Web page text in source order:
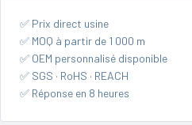
✅ Prix direct usine
✅ MOQ à partir de 1 000 m
✅ OEM personnalisé disponible
✅ SGS · RoHS · REACH
✅ Réponse en 8 heures